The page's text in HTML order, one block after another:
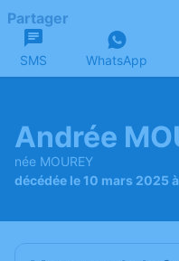
Partager
SMS WhatsApp
Andrée
née MOUREY
décédée le 10 mars 2025